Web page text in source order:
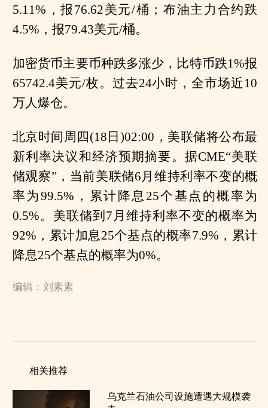
5.11%，报76.62美元/桶；布油主力合约跌
4.5%，报79.43美元/桶。
加密货币主要币种跌多涨少，比特币跌1%报
65742.4美元/枚。过去24小时，全市场近10
万人爆仓。
北京时间周四(18日)02:00，美联储将公布最
新利率决议和经济预期摘要。据CME“美联
储观察”，当前美联储6月维持利率不变的概
率为99.5%，累计降息25个基点的概率为
0.5%。美联储到7月维持利率不变的概率为
92%，累计加息25个基点的概率7.9%，累计
降息25个基点的概率为0%。
编辑：刘素素
相关推荐
乌克兰石油公司设施遭遇大规模袭